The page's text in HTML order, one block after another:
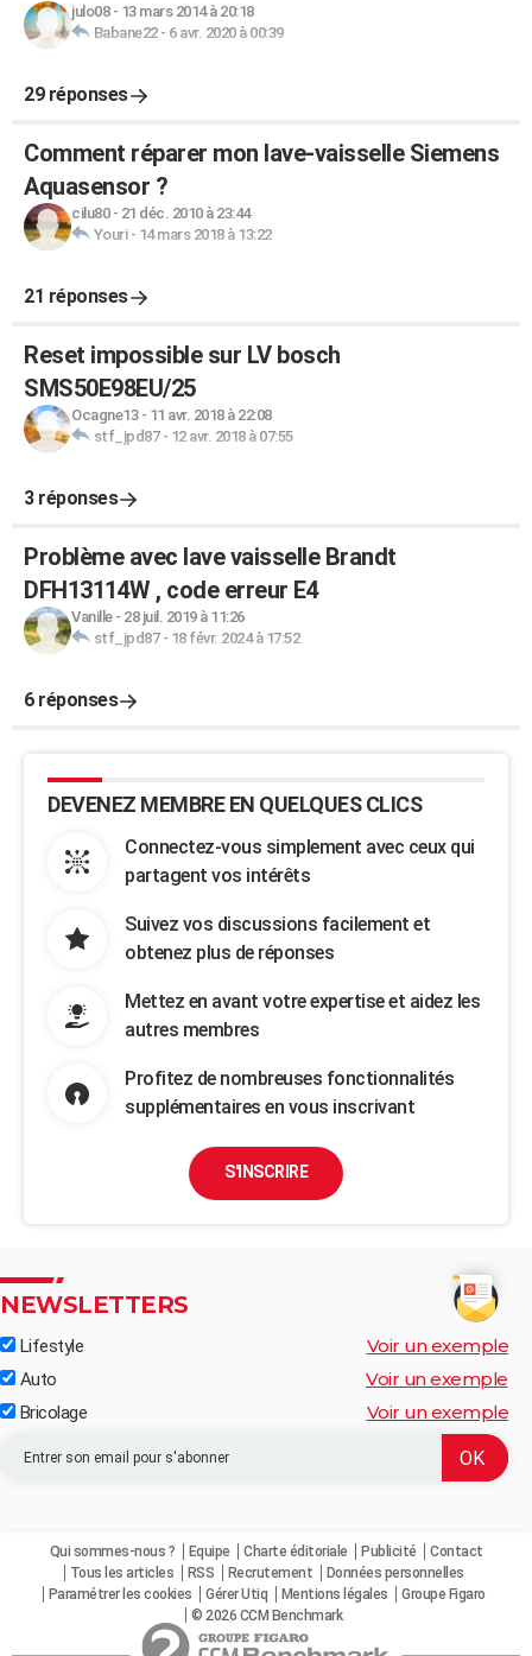
julo08- 13 mars 2014 à 20:18
Babane22- 6 avr. 2020 à 00:39
29 réponses
Comment réparer mon lave-vaisselle Siemens
Aquasensor ?
cilu80- 21 déc. 2010 à 23:44
Youri- 14 mars 2018 à 13:22
21 réponses
Reset impossible sur LV bosch
SMS50E98EU/25
Ocagne13- 11 avr. 2018 à 22:08
stf_jpd87- 12 avr. 2018 à 07:55
3 réponses
Problème avec lave vaisselle Brandt
DFH13114W , code erreur E4
Vanille- 28 juil. 2019 à 11:26
stf_jpd87- 18 févr. 2024 à 17:52
6 réponses
DEVENEZ MEMBRE EN QUELQUES CLICS
Connectez-vous simplement avec ceux qui
partagent vos intérêts
Suivez vos discussions facilement et
obtenez plus de réponses
Mettez en avant votre expertise et aidez les
autres membres
Profitez de nombreuses fonctionnalités
supplémentaires en vous inscrivant
S'INSCRIRE
NEWSLETTERS
Lifestyle Voir un exemple
Auto Voir un exemple
Bricolage Voir un exemple
Qui sommes-nous ? Equipe Charte éditoriale Publicité
Contact
Tous les articles
RSS Recrutement
Données personnelles
Paramétrer les cookies
Gérer Utiq Mentions légales
Groupe Figaro
© 2026 CCM Benchmark